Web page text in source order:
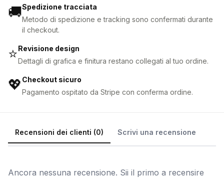
🚚Spedizione tracciata
Metodo di spedizione e tracking sono confermati durante
il checkout.
⭐Revisione design
Dettagli di grafica e finitura restano collegati al tuo ordine.
💖 Checkout sicuro
Pagamento ospitato da Stripe con conferma ordine.
Recensioni dei clienti (0) Scrivi una recensione
Ancora nessuna recensione. Sii il primo a recensire